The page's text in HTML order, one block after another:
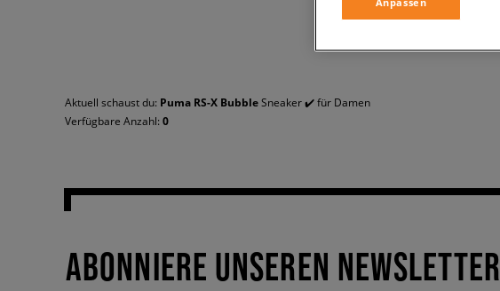
Aktuell schaust du: Puma RS-X BubbleSneaker ✔️ für Damen
Verfügbare Anzahl: 0
ABONNIERE UNSEREN NEWSLETTER